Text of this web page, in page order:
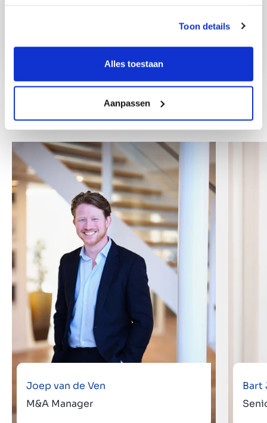
Toon details
Alles toestaan
Aanpassen
Andere collega's
Joep van de Ven
M&A Manager
Bart